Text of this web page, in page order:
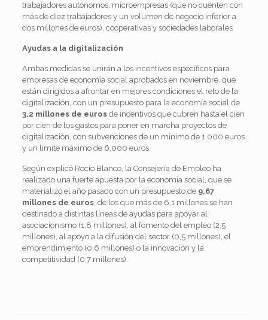
trabajadores autónomos, microempresas (que no cuenten con
más de diez trabajadores y un volumen de negocio inferior a
dos millones de euros), cooperativas y sociedades laborales
Ayudas a la digitalización
Ambas medidas se unirán a los incentivos específicos para
empresas de economía social aprobados en noviembre, que
están dirigidos a afrontar en mejores condiciones el reto de la
digitalización, con un presupuesto para la economía social de
3,2 millones de euros de incentivos que cubren hasta el cien
por cien de los gastos para poner en marcha proyectos de
digitalización, con subvenciones de un mínimo de 1.000 euros
y un límite máximo de 6.000 euros.
Según explicó Rocío Blanco, la Consejería de Empleo ha
realizado una fuerte apuesta por la economía social, que se
materializó el año pasado con un presupuesto de 9,67
millones de euros, de los que más de 6,1 millones se han
destinado a distintas líneas de ayudas para apoyar al
asociacionismo (1,8 millones), al fomento del empleo (2,5
millones), al apoyo a la difusión del sector (0,5 millones), el
emprendimiento (0,6 millones) o la innovación y la
competitividad (0,7 millones).